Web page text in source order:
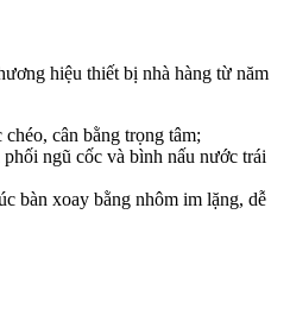
hiệu thiết bị nhà hàng từ năm
cân bằng trọng tâm;
ngũ cốc và bình nấu nước trái
bàn xoay bằng nhôm im lặng, dễ